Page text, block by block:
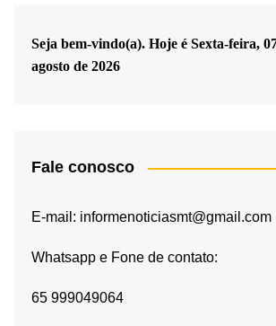
Seja bem-vindo(a). Hoje é Sexta-feira,
agosto de 2026
Fale conosco
E-mail: informenoticiasmt@gmail.com
Whatsapp e Fone de contato:
65 999049064